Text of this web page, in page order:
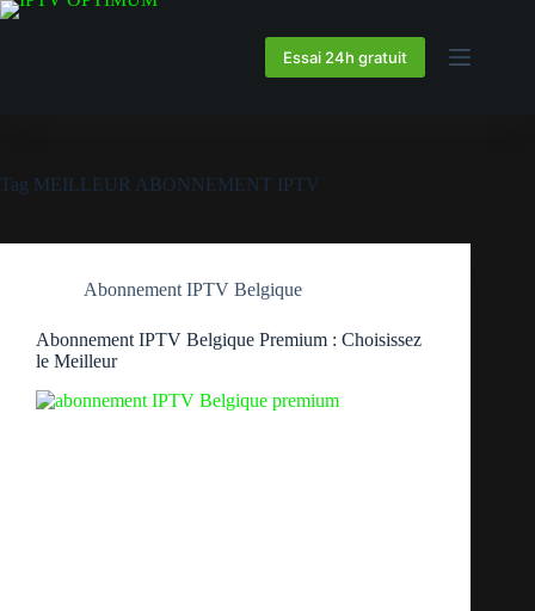
Essai 24h gratuit
Tag MEILLEUR ABONNEMENT IPTV
Abonnement IPTV Belgique
Abonnement IPTV Belgique Premium : Choisissez
le Meilleur